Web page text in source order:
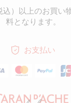
込）以上のお買い
料となります。
お支払い